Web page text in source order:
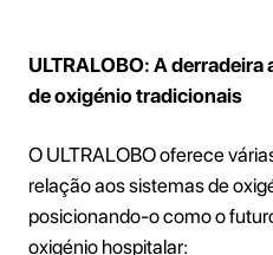
ULTRALOBO: A
de oxigénio tradicionais
O ULTRALOBO oferece
relação aos sistemas de
posicionando-o como o
oxigénio hospitalar: